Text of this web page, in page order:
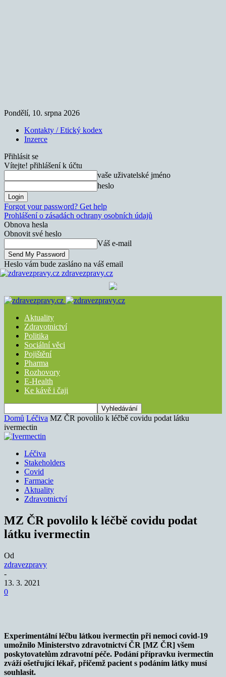
Pondělí, 10. srpna 2026
Kontakty / Etický kodex
Inzerce
Přihlásit se
Vítejte! přihlášení k účtu
vaše uživatelské jméno
heslo
Forgot your password? Get help
Prohlášení o zásadách ochrany osobních údajů
Obnova hesla
Obnovit své heslo
Váš e-mail
Heslo vám bude zasláno na váš email
zdravezpravy.cz
Aktuality
Zdravotnictví
Politika
Sociální věci
Pojištění
Pharma
Rozhovory
E-Health
Ke kávě i čaji
Domů Léčiva MZ ČR povolilo k léčbě covidu podat látku
ivermectin
Léčiva
Stakeholders
Covid
Farmacie
Aktuality
Zdravotnictví
MZ ČR povolilo k léčbě covidu podat
látku ivermectin
Od
zdravezpravy
-
13. 3. 2021
0
Experimentální léčbu látkou ivermectin při nemoci covid-19
umožnilo Ministerstvo zdravotnictví ČR [MZ ČR] všem
poskytovatelům zdravotní péče. Podání přípravku ivermectin
zváží ošetřující lékař, přičemž pacient s podáním látky musí
souhlasit.